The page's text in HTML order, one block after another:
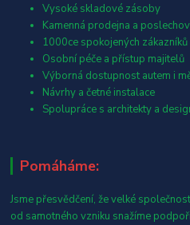
Vysoké skladové zásoby
Kamenná prodejna a
1000ce spokojených zákazníků
Osobní péče a přístup majitelů
Výborná dostupnost autem i
Návrhy a četné instalace
Spolupráce s architekty a
Pomáháme:
Jsme přesvědčení, že velké
od samotného vzniku snažíme